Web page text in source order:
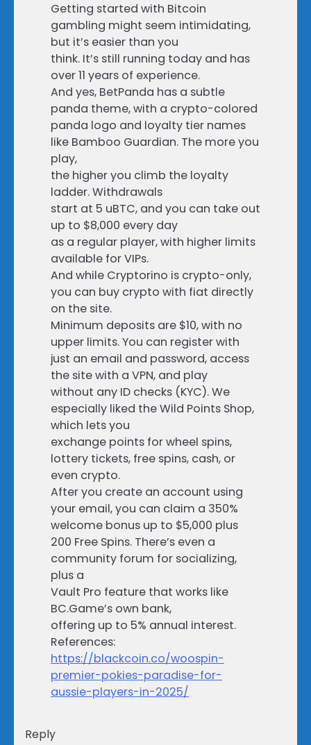
Getting started with Bitcoin
gambling might seem intimidating,
but it’s easier than you
think. It’s still running today and has
over 11 years of experience.
And yes, BetPanda has a subtle
panda theme, with a crypto-colored
panda logo and loyalty tier names
like Bamboo Guardian. The more you
play,
the higher you climb the loyalty
ladder. Withdrawals
start at 5 uBTC, and you can take out
up to $8,000 every day
as a regular player, with higher limits
available for VIPs.
And while Cryptorino is crypto-only,
you can buy crypto with fiat directly
on the site.
Minimum deposits are $10, with no
upper limits. You can register with
just an email and password, access
the site with a VPN, and play
without any ID checks (KYC). We
especially liked the Wild Points Shop,
which lets you
exchange points for wheel spins,
lottery tickets, free spins, cash, or
even crypto.
After you create an account using
your email, you can claim a 350%
welcome bonus up to $5,000 plus
200 Free Spins. There’s even a
community forum for socializing,
plus a
Vault Pro feature that works like
BC.Game’s own bank,
offering up to 5% annual interest.
References:
https://blackcoin.co/woospin-
premier-pokies-paradise-for-
aussie-players-in-2025/
Reply